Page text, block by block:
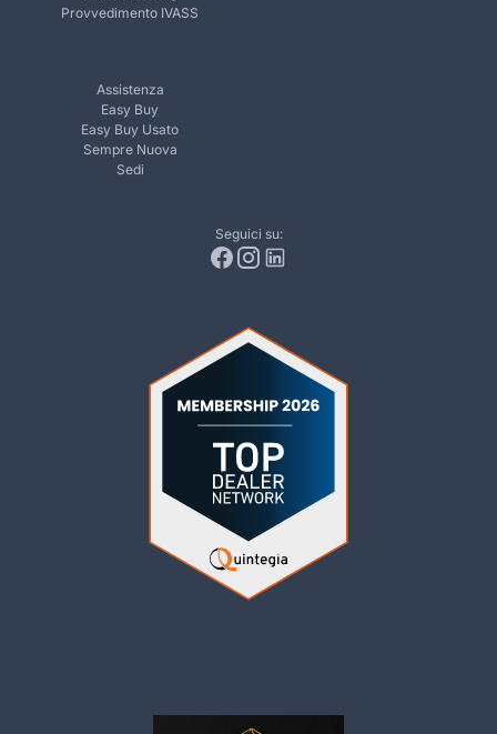
Provvedimento IVASS
Assistenza
Easy Buy
Easy Buy Usato
Sempre Nuova
Sedi
Seguici su: